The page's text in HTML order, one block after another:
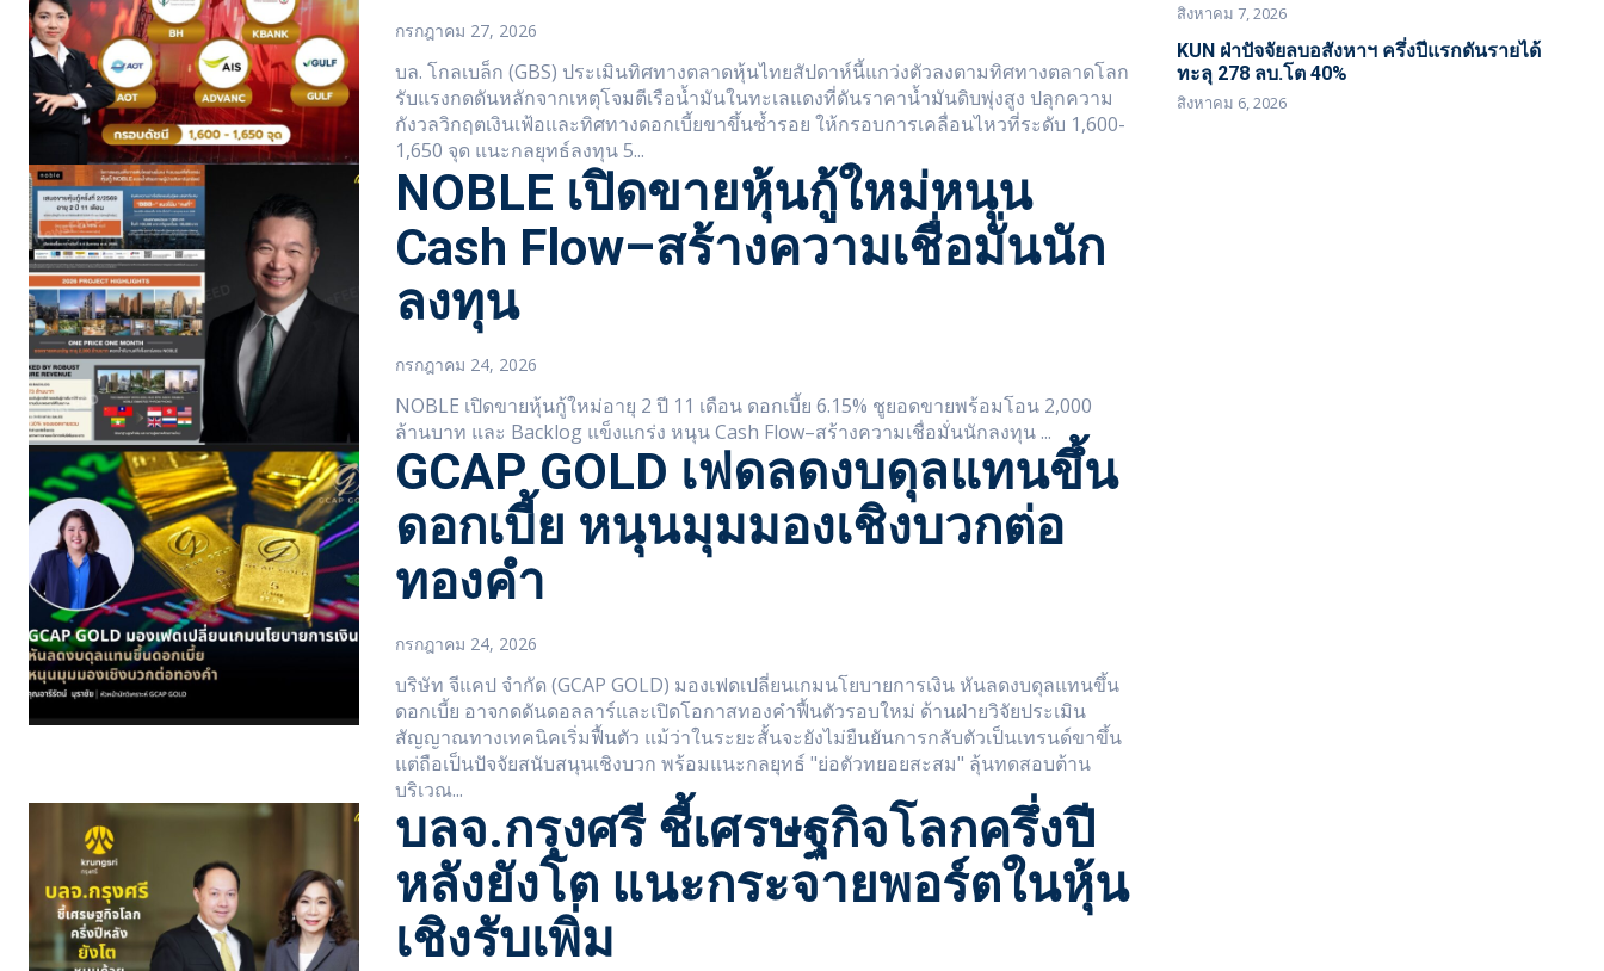
กรกฎาคม 27, 2026
บล. โกลเบล็ก (GBS) ประเมินทิศทางตลาดหุ้นไทยสัปดาห์นี้แกว่งตัวลงตามทิศทางตลาดโลก
รับแรงกดดันหลักจากเหตุโจมตีเรือน้ำมันในทะเลแดงที่ดันราคาน้ำมันดิบพุ่งสูง ปลุกความ
กังวลวิกฤตเงินเฟ้อและทิศทางดอกเบี้ยขาขึ้นซ้ำรอย ให้กรอบการเคลื่อนไหวที่ระดับ 1,600-
1,650 จุด แนะกลยุทธ์ลงทุน 5...
NOBLE เปิดขายหุ้นกู้ใหม่หนุน
Cash Flow–สร้างความเชื่อมั่นนัก
ลงทุน
กรกฎาคม 24, 2026
NOBLE เปิดขายหุ้นกู้ใหม่อายุ 2 ปี 11 เดือน ดอกเบี้ย 6.15% ชูยอดขายพร้อมโอน 2,000
ล้านบาท และ Backlog แข็งแกร่ง หนุน Cash Flow–สร้างความเชื่อมั่นนักลงทุน ...
GCAP GOLD เฟดลดงบดุลแทนขึ้น
ดอกเบี้ย หนุนมุมมองเชิงบวกต่อ
ทองคำ
กรกฎาคม 24, 2026
บริษัท จีแคป จำกัด (GCAP GOLD) มองเฟดเปลี่ยนเกมนโยบายการเงิน หันลดงบดุลแทนขึ้น
ดอกเบี้ย อาจกดดันดอลลาร์และเปิดโอกาสทองคำฟื้นตัวรอบใหม่ ด้านฝ่ายวิจัยประเมิน
สัญญาณทางเทคนิคเริ่มฟื้นตัว แม้ว่าในระยะสั้นจะยังไม่ยืนยันการกลับตัวเป็นเทรนด์ขาขึ้น
แต่ถือเป็นปัจจัยสนับสนุนเชิงบวก พร้อมแนะกลยุทธ์ "ย่อตัวทยอยสะสม" ลุ้นทดสอบต้าน
บริเวณ...
บลจ.กรุงศรี ชี้เศรษฐกิจโลกครึ่งปี
หลังยังโต แนะกระจายพอร์ตในหุ้น
เชิงรับเพิ่ม
สิงหาคม 7, 2026
KUN ฝ่าปัจจัยลบอสังหาฯ ครึ่งปีแรกดันรายได้
ทะลุ 278 ลบ.โต 40%
สิงหาคม 6, 2026